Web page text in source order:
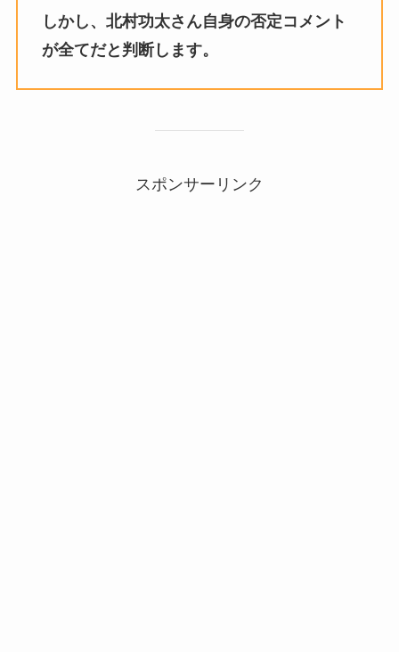
しかし、北村功太さん自身の否定コメント
が全てだと判断します。
スポンサーリンク